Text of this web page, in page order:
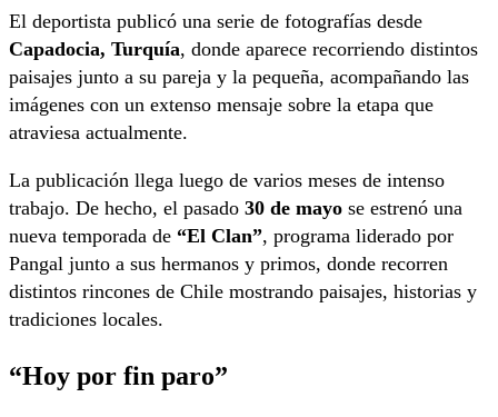
El deportista publicó una serie de fotografías desde
Capadocia, Turquía, donde aparece recorriendo distintos
paisajes junto a su pareja y la pequeña, acompañando las
imágenes con un extenso mensaje sobre la etapa que
atraviesa actualmente.
La publicación llega luego de varios meses de intenso
trabajo. De hecho, el pasado 30 de mayo se estrenó una
nueva temporada de “El Clan”, programa liderado por
Pangal junto a sus hermanos y primos, donde recorren
distintos rincones de Chile mostrando paisajes, historias y
tradiciones locales.
“Hoy por fin paro”